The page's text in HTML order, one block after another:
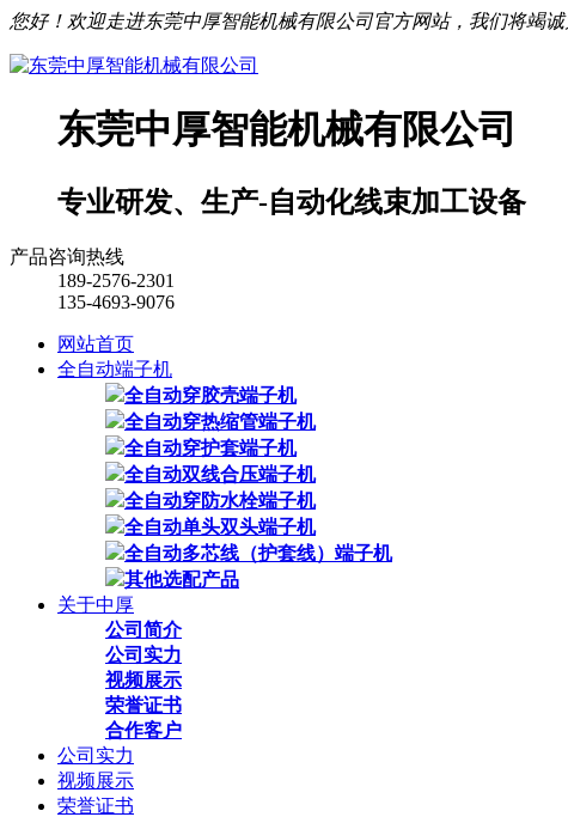
您好！欢迎走进东莞中厚智能机械有限公司官方网站，我们将竭诚
东莞中厚智能机械有限公司
专业研发、生产-自动化线束加工设备
产品咨询热线
189-2576-2301
135-4693-9076
网站首页
全自动端子机
全自动穿胶壳端子机
全自动穿热缩管端子机
全自动穿护套端子机
全自动双线合压端子机
全自动穿防水栓端子机
全自动单头双头端子机
全自动多芯线（护套线）端子机
其他选配产品
关于中厚
公司简介
公司实力
视频展示
荣誉证书
合作客户
公司实力
视频展示
荣誉证书